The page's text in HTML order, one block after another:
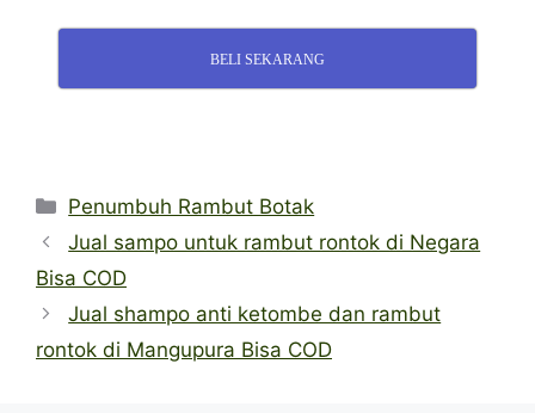
BELI SEKARANG
Categories
Penumbuh Rambut Botak
Jual sampo untuk rambut rontok di Negara
Bisa COD
Jual shampo anti ketombe dan rambut
rontok di Mangupura Bisa COD